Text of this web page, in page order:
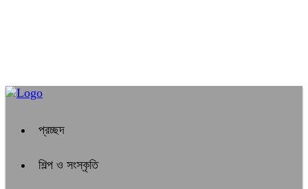
প্রচ্ছদ
শিল্প ও সংস্কৃতি